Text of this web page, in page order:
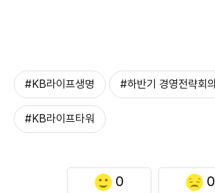
#KB라이프생명 #하반기 경영전략회의
#KB라이프타워
0 0